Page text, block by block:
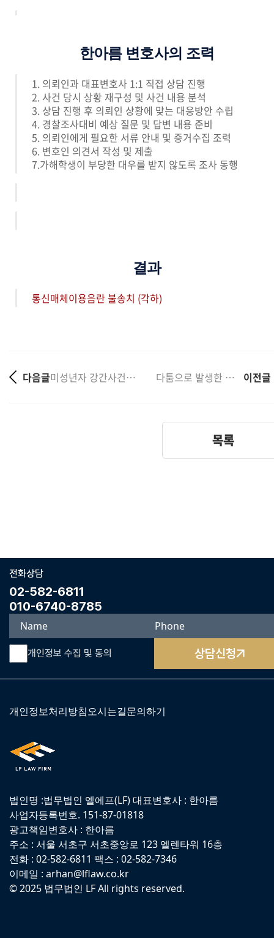
한아름 변호사의 조력
1. 의뢰인과 대표변호사 1:1 직접 상담 진행
2. 사건 당시 상황 재구성 및 사건 내용 분석
3. 상담 진행 후 의뢰인 상황에 맞는 대응방안 수립
4. 경찰조사대비 예상 질문 및 답변 내용 준비
5. 의뢰인에게 필요한 서류 안내 및 증거수집 조력
6. 변호인 의견서 작성 및 제출
7.가해학생이 부당한 대우를 받지 않도록 조사 동행
결과
통신매체이용음란 불송치 (각하)
다음글 미성년자 강간사건 형사재판이 아닌 소년재판 1호 감호위.... 다툼으로 발생한 피해학생의 6주 전치, 폭행치상 심리불.... 이전글
목록
전화상담
02-582-6811
010-6740-8785
개인정보 수집 및 동의 상담신청
개인정보처리방침오시는길문의하기
법인명 :법무법인 엘에프(LF) 대표변호사 : 한아름
사업자등록번호. 151-87-01818
광고책임변호사 : 한아름
주소 : 서울 서초구 서초중앙로 123 엘렌타워 16층
전화 : 02-582-6811 팩스 : 02-582-7346
이메일 : arhan@lflaw.co.kr
© 2025 법무법인 LF All rights reserved.